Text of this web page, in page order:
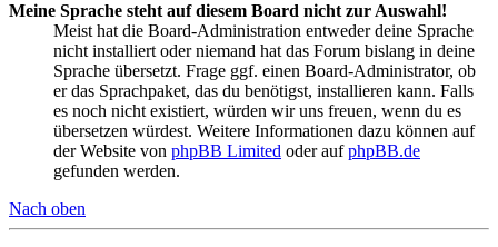
Meine Sprache steht auf diesem Board nicht zur Auswahl!
Meist hat die Board-Administration entweder deine Sprache
nicht installiert oder niemand hat das Forum bislang in deine
Sprache übersetzt. Frage ggf. einen Board-Administrator, ob
er das Sprachpaket, das du benötigst, installieren kann. Falls
es noch nicht existiert, würden wir uns freuen, wenn du es
übersetzen würdest. Weitere Informationen dazu können auf
der Website von phpBB Limited oder aufphpBB.de
gefunden werden.
Nach oben